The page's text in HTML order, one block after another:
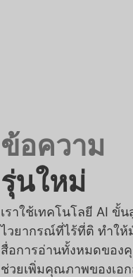
ข้อความ
รุ่นใหม่
เราใช้เทคโนโลยี AI ขั้
ไวยากรณ์ที่ไร้ที่ติ ทำให้
สื่อการอ่านทั้งหมดของ
ช่วยเพิ่มคุณภาพของเอ